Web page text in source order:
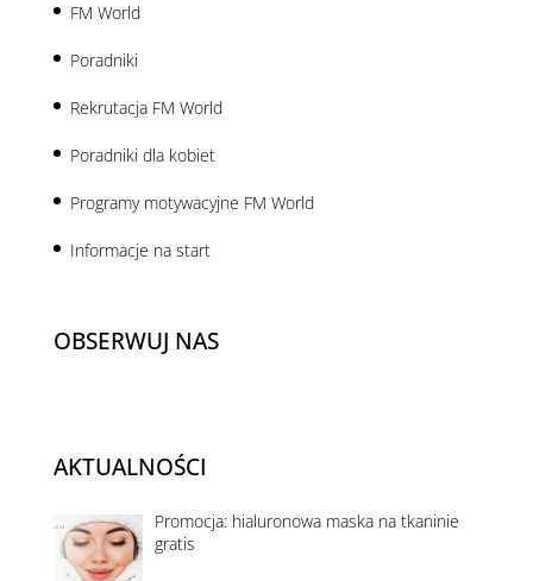
FM World
Poradniki
Rekrutacja FM World
Poradniki dla kobiet
Programy motywacyjne FM World
Informacje na start
OBSERWUJ NAS
AKTUALNOŚCI
Promocja: hialuronowa maska na tkaninie
gratis